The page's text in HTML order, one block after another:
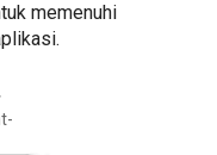
memenuhi